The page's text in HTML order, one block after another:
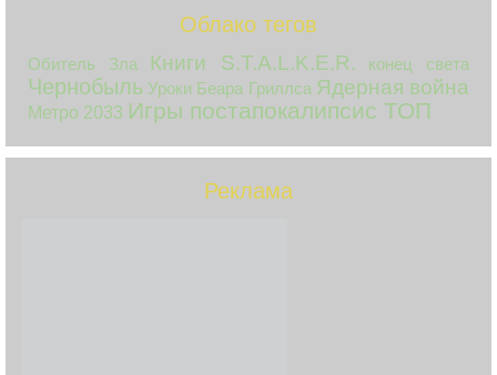
Облако тегов
Обитель Зла Книги S.T.A.L.K.E.R. конец света
Чернобыль Уроки Беара Гриллса Ядерная война
Метро 2033 Игры постапокалипсис ТОП
Реклама